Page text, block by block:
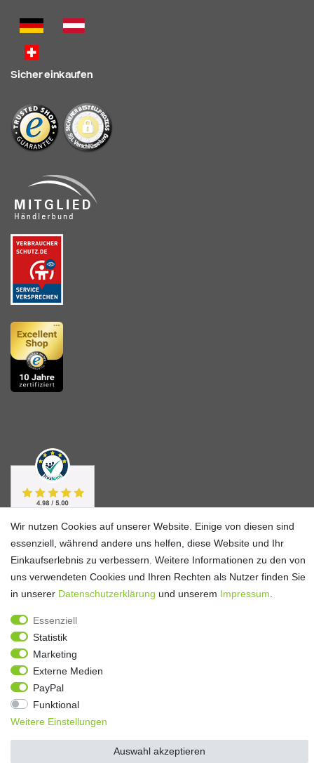
Sicher einkaufen
Alle Preise verstehen sich inkl. ges. MwSt. und zzgl.
Wir nutzen Cookies auf unserer Website. Einige von diesen sind
essenziell, während andere uns helfen, diese Website und Ihr
Einkaufserlebnis zu verbessern. Weitere Informationen zu den von
uns verwendeten Cookies und Ihren Rechten als Nutzer finden Sie
in unserer Daten­schutz­erklärung und unserem Impressum
Essenziell
Statistik
Marketing
Externe Medien
PayPal
Funktional
Weitere Einstellungen
Auswahl akzeptieren